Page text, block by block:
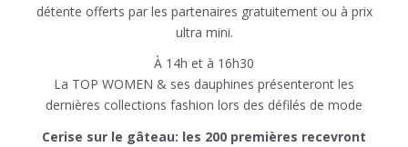
détente offerts par les partenaires gratuitement ou à prix
ultra mini.
À 14h et à 16h30
La TOP WOMEN & ses dauphines présenteront les
dernières collections fashion lors des défilés de mode
Cerise sur le gâteau: les 200 premières recevront